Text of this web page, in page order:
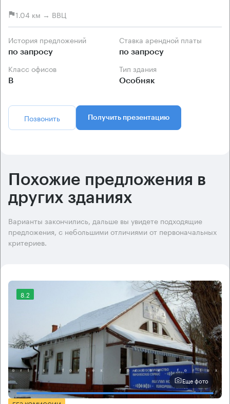
1.04 км → ВВЦ
История предложений
по запросу
Ставка арендной платы
по запросу
Класс офисов
B
Тип здания
Особняк
Позвонить Получить презентацию
Похожие предложения в
других зданиях
Варианты закончились, дальше вы увидете подходящие
предложения, с небольшими отличиями от первоначальных
критериев.
8.2
Еще фото